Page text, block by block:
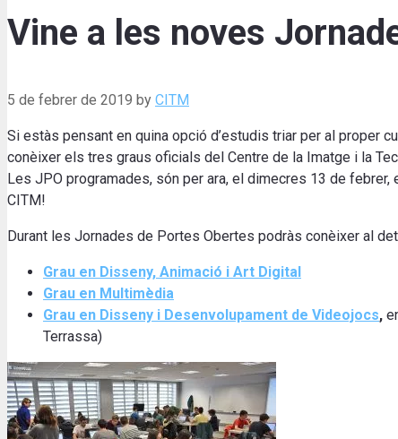
Vine a les noves
5 de febrer de 2019 by CITM
Si estàs pensant en quina opció d’estudis triar per al proper
conèixer els tres graus oficials del Centre de la Imatge i la
Les JPO programades, són per ara, el dimecres 13 de
CITM!
Durant les Jornades de Portes Obertes podràs conèixer al
Grau en Disseny, Animació i Art Digital
Grau en Multimèdia
Grau en Disseny i Desenvolupament de Videojocs,
Terrassa)